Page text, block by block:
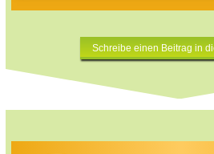
Schreibe einen Beitrag in